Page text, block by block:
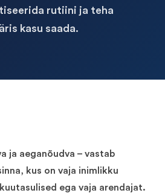
rutiini ja teha
kasu saada.
ja aeganõudva – vastab
kus on vaja inimlikku
ega vaja arendajat.